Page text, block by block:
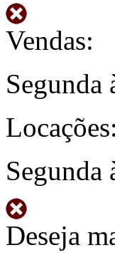
Vendas:
Segunda
Locações:
Segunda
Deseja